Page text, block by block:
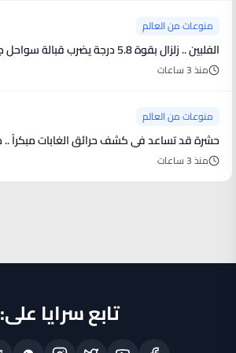
منوعات من العالم
الفلبين .. زلزال بقوة 5.8 درجة يضرب قبالة سواحل جزيرة ميندورو
منذ 3 ساعات
منوعات من العالم
حشرة قد تساعد في كشف حرائق الغابات مبكراً .. ما اسمها؟
منذ 3 ساعات
تابع سرايا على: